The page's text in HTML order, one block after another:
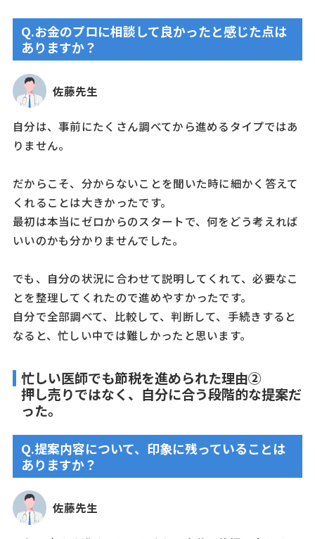
Q.お金のプロに相談して良かったと感じた点は
ありますか？
佐藤先生
自分は、事前にたくさん調べてから進めるタイプではあ
りません。
だからこそ、分からないことを聞いた時に細かく答えて
くれることは大きかったです。
最初は本当にゼロからのスタートで、何をどう考えれば
いいのかも分かりませんでした。
でも、自分の状況に合わせて説明してくれて、必要なこ
とを整理してくれたので進めやすかったです。
自分で全部調べて、比較して、判断して、手続きすると
なると、忙しい中では難しかったと思います。
忙しい医師でも節税を進められた理由②
押し売りではなく、自分に合う段階的な提案だ
った。
Q.提案内容について、印象に残っていることは
ありますか？
佐藤先生